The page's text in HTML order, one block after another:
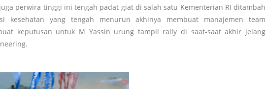
perwira tinggi ini tengah padat giat di salah satu Kementerian RI ditambah
kesehatan yang tengah menurun akhinya membuat manajemen team
keputusan untuk M Yassin urung tampil rally di saat-saat akhir jelang